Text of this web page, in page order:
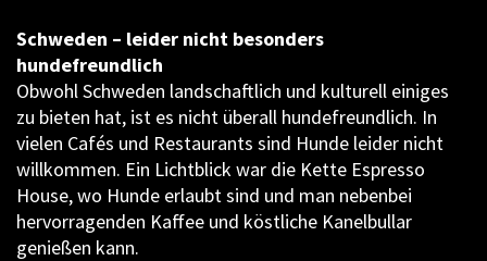
Schweden – leider nicht besonders
hundefreundlich
Obwohl Schweden landschaftlich und kulturell einiges
zu bieten hat, ist es nicht überall hundefreundlich. In
vielen Cafés und Restaurants sind Hunde leider nicht
willkommen. Ein Lichtblick war die Kette Espresso
House, wo Hunde erlaubt sind und man nebenbei
hervorragenden Kaffee und köstliche Kanelbullar
genießen kann.